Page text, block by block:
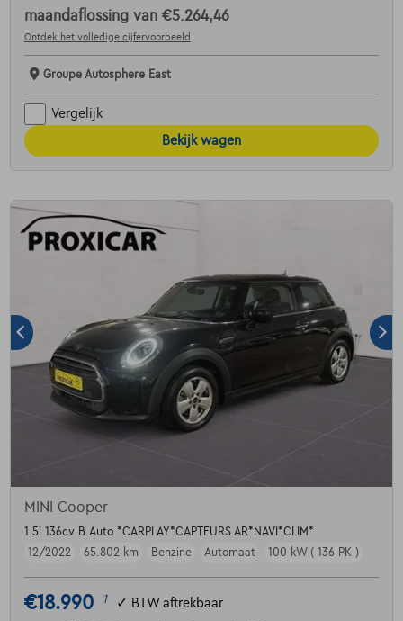
maandaflossing van €5.264,46
Ontdek het volledige cijfervoorbeeld
Groupe Autosphere East
Vergelijk
Bekijk wagen
MINI Cooper
1.5i 136cv B.Auto *CARPLAY*CAPTEURS AR*NAVI*CLIM*
12/2022
65.802 km Benzine Automaat 100 kW ( 136 PK )
€18.990 1 ✓ BTW aftrekbaar